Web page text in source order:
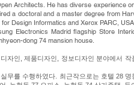
Architects. He has diverse experience
a doctoral and a master degree from
Design Informatics and Xerox PARC,
Electronics Madrid flagship Store
dong 74 mansion house.
자인, 제품디자인, 정보디자인 분야에서 작
무를 수행하였다. 최근작으로는 호텔 28 명